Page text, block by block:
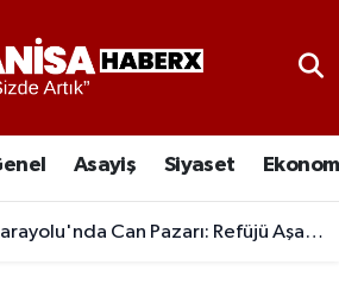
Asayiş Siyaset
Can Pazarı: Refüjü Aşan Otomobil Karşı Şeride Geçti,
Eczaneler